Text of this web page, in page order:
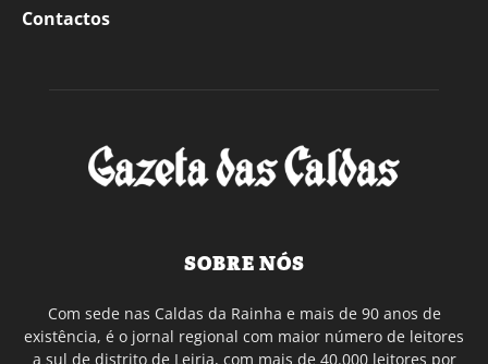
Contactos
SOBRE NÓS
Com sede nas Caldas da Rainha e mais de 90 anos de
existência, é o jornal regional com maior número de leitores
a sul de distrito de Leiria, com mais de 40.000 leitores por